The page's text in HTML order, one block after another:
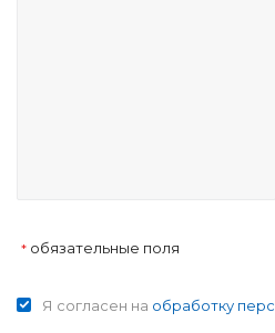
* обязательные поля
Я согласен на обработку